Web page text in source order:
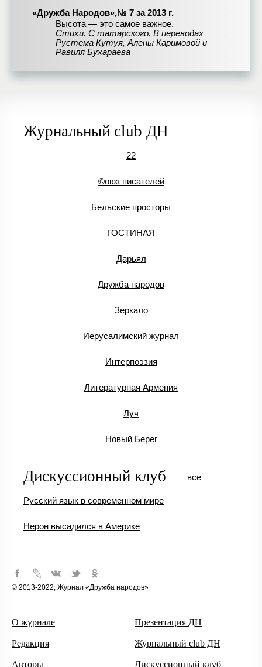
«Дружба Народов»,№ 7 за 2013 г.
Высота — это самое важное.
Стихи. С татарского. В переводах
Рустема Кутуя, Алены Каримовой и
Равиля Бухараева
Журнальный club ДН
22
©оюз писателей
Бельские просторы
ГОСТИНАЯ
Дарьял
Дружба народов
Зеркало
Иерусалимский журнал
Интерпоэзия
Литературная Армения
Луч
Новый Берег
Дискуссионный клуб
Русский язык в современном мире
Нерон высадился в Америке
все
© 2013-2022, Журнал «Дружба народов»
О журнале
Редакция
Авторы
Презентация ДН
Журнальный club ДН
Дискуссионный клуб